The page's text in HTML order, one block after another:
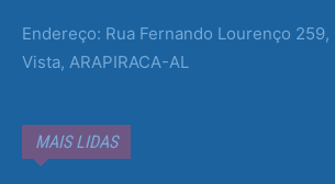
Endereço: Rua Fernando Lourenço
Vista, ARAPIRACA-AL
MAIS LIDAS